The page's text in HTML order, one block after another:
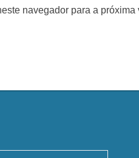
navegador para a próxima